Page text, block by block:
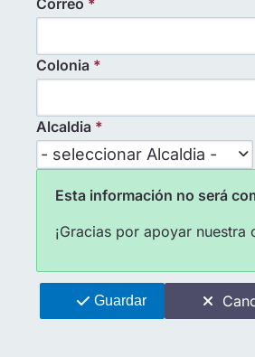
Colonia *
Alcaldia *
Alcaldia *
Esta información no será
¡Gracias por apoyar nuestra
Guardar